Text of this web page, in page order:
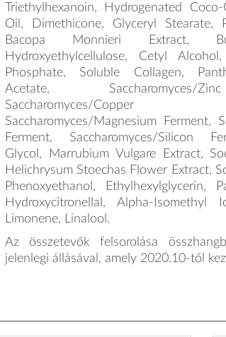
Triethylhexanoin, Hydrogenated
Oil, Dimethicone, Glyceryl Stearate,
Bacopa Monnieri Extract,
Hydroxyethylcellulose, Cetyl
Phosphate, Soluble Collagen,
Acetate, Saccharomyces/
Saccharomyces/
Saccharomyces/Magnesium Ferment,
Ferment, Saccharomyces/Silicon
Glycol, Marrubium Vulgare Extract,
Helichrysum Stoechas Flower Extract,
Phenoxyethanol, Ethylhexylglycerin,
Hydroxycitronellal, Alpha-Isomethyl
Limonene, Linalool.
Az összetevők felsorolása
jelenlegi állásával, amely 2020.10-től